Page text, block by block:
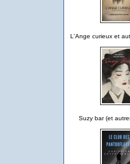
L'Ange curieux et
Suzy bar (et